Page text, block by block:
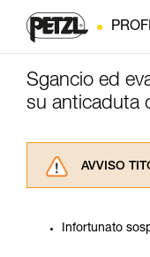
Sgancio ed
su anticaduta
AVVISO
consultarlo.
Infortunato